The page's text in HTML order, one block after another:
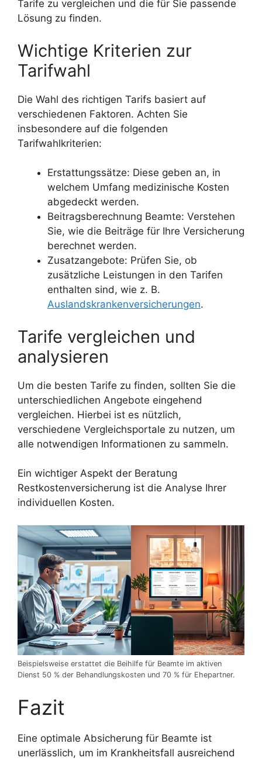
Tarife zu vergleichen und die für Sie passende
Lösung zu finden.
Wichtige Kriterien zur
Tarifwahl
Die Wahl des richtigen Tarifs basiert auf
verschiedenen Faktoren. Achten Sie
insbesondere auf die folgenden
Tarifwahlkriterien:
Erstattungssätze: Diese geben an, in
welchem Umfang medizinische Kosten
abgedeckt werden.
Beitragsberechnung Beamte: Verstehen
Sie, wie die Beiträge für Ihre Versicherung
berechnet werden.
Zusatzangebote: Prüfen Sie, ob
zusätzliche Leistungen in den Tarifen
enthalten sind, wie z. B.
Auslandskrankenversicherungen.
Tarife vergleichen und
analysieren
Um die besten Tarife zu finden, sollten Sie die
unterschiedlichen Angebote eingehend
vergleichen. Hierbei ist es nützlich,
verschiedene Vergleichsportale zu nutzen, um
alle notwendigen Informationen zu sammeln.
Ein wichtiger Aspekt der Beratung
Restkostenversicherung ist die Analyse Ihrer
individuellen Kosten.
Beispielsweise erstattet die Beihilfe für Beamte im aktiven
Dienst 50 % der Behandlungskosten und 70 % für Ehepartner.
Fazit
Eine optimale Absicherung für Beamte ist
unerlässlich, um im Krankheitsfall ausreichend